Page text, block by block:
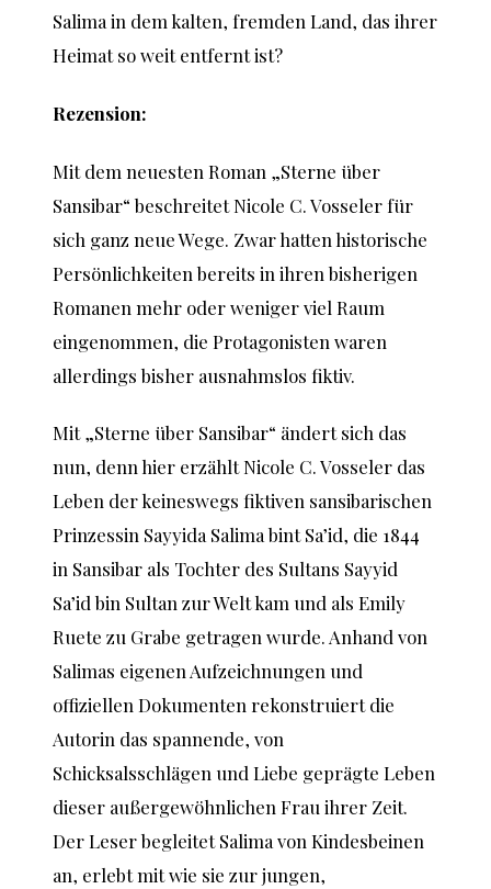
Salima in dem kalten, fremden Land, das ihrer
Heimat so weit entfernt ist?
Rezension:
Mit dem neuesten Roman „Sterne über
Sansibar“ beschreitet Nicole C. Vosseler für
sich ganz neue Wege. Zwar hatten historische
Persönlichkeiten bereits in ihren bisherigen
Romanen mehr oder weniger viel Raum
eingenommen, die Protagonisten waren
allerdings bisher ausnahmslos fiktiv.
Mit „Sterne über Sansibar“ ändert sich das
nun, denn hier erzählt Nicole C. Vosseler das
Leben der keineswegs fiktiven sansibarischen
Prinzessin Sayyida Salima bint Sa’id, die 1844
in Sansibar als Tochter des Sultans Sayyid
Sa’id bin Sultan zur Welt kam und als Emily
Ruete zu Grabe getragen wurde. Anhand von
Salimas eigenen Aufzeichnungen und
offiziellen Dokumenten rekonstruiert die
Autorin das spannende, von
Schicksalsschlägen und Liebe geprägte Leben
dieser außergewöhnlichen Frau ihrer Zeit.
Der Leser begleitet Salima von Kindesbeinen
an, erlebt mit wie sie zur jungen,